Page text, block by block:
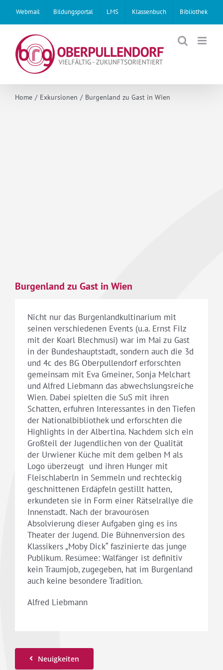
content
Webmail Bildungsportal LMS Klassenbuch Bibliothek
Home Exkursionen Burgenland zu Gast in Wien
Burgenland zu Gast in Wien
Nicht nur das Burgenlandkultinarium mit
seinen verschiedenen Events (u.a. Ernst Filz
mit der Koarl Blechmusi) war im Mai zu Gast
in der Bundeshauptstadt, sondern auch die 3d
und 4c des BG Oberpullendorf erforschten
gemeinsam mit Eva Gmeiner, Sonja Melchart
und Alfred Liebmann das abwechslungsreiche
Wien. Dabei spielten die SuS mit ihren
Schatten, erfuhren Interessantes in den Tiefen
der Nationalbibliothek und erforschten die
Highlights in der Albertina. Nachdem sich ein
Großteil der Jugendlichen von der Qualität
der Urwiener Küche mit dem gelben M als
Logo überzeugt und ihren Hunger mit
Fleischlaberln in Semmeln und rechteckig
geschnittenen Erdäpfeln gestillt hatten,
erkundeten sie in Form einer Rätselrallye die
Innenstadt. Nach der bravourösen
Absolvierung dieser Aufgaben ging es ins
Theater der Jugend. Die Bühnenversion des
Klassikers „Moby Dick“ faszinierte das junge
Publikum. Resümee: Walfänger ist definitiv
kein Traumjob, zugegeben, hat im Burgenland
auch keine besondere Tradition.
Alfred Liebmann
Neuigkeiten